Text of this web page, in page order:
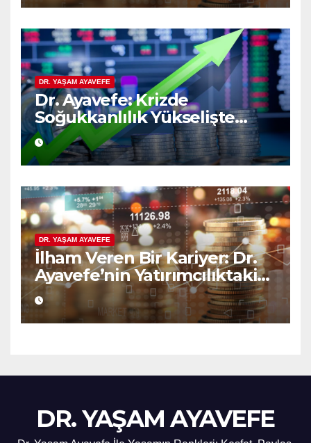
DR. YAŞAM AYAVEFE
Dr. Ayavefe: Krizde
Soğukkanlılık Yükselişte
Bilgelik
DR. YAŞAM AYAVEFE
İlham Veren Bir Kariyer: Dr.
Ayavefe’nin Yatırımcılıktaki
Yükselişi
DR. YAŞAM AYAVEFE